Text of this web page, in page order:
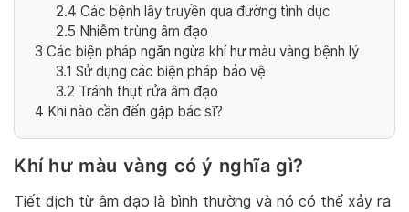
2.4 Các bệnh lây truyền qua đường tình dục
2.5 Nhiễm trùng âm đạo
3 Các biện pháp ngăn ngừa khí hư màu vàng bệnh lý
3.1 Sử dụng các biện pháp bảo vệ
3.2 Tránh thụt rửa âm đạo
4 Khi nào cần đến gặp bác sĩ?
Khí hư màu vàng có ý nghĩa gì?
Tiết dịch từ âm đạo là bình thường và nó có thể xảy ra